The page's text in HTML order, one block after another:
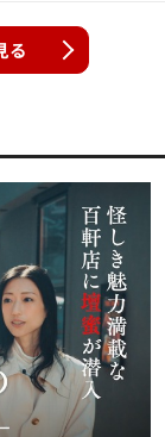
る